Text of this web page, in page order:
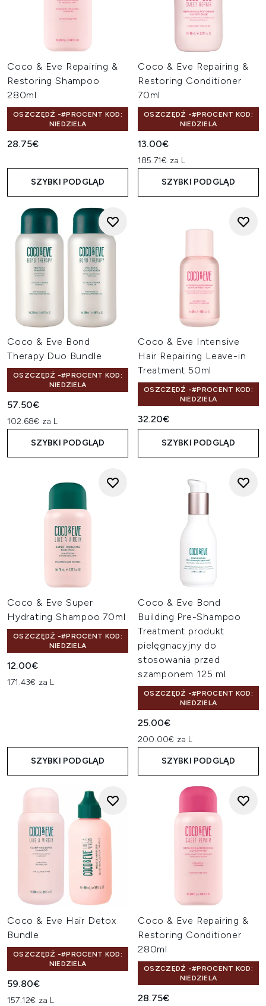
Coco & Eve Repairing &
Restoring Shampoo
280ml
OSZCZĘDŹ -#PROCENT KOD:
NIEDZIELA
28.75€
SZYBKI PODGLĄD
Coco & Eve Repairing &
Restoring Conditioner
70ml
OSZCZĘDŹ -#PROCENT KOD:
NIEDZIELA
13.00€
185.71€ za L
SZYBKI PODGLĄD
Coco & Eve Bond
Therapy Duo Bundle
OSZCZĘDŹ -#PROCENT KOD:
NIEDZIELA
57.50€
102.68€ za L
SZYBKI PODGLĄD
Coco & Eve Intensive
Hair Repairing Leave-in
Treatment 50ml
OSZCZĘDŹ -#PROCENT KOD:
NIEDZIELA
32.20€
SZYBKI PODGLĄD
Coco & Eve Super
Hydrating Shampoo 70ml
OSZCZĘDŹ -#PROCENT KOD:
NIEDZIELA
12.00€
171.43€ za L
SZYBKI PODGLĄD
Coco & Eve Bond
Building Pre-Shampoo
Treatment produkt
pielęgnacyjny do
stosowania przed
szamponem 125 ml
OSZCZĘDŹ -#PROCENT KOD:
NIEDZIELA
25.00€
200.00€ za L
SZYBKI PODGLĄD
Coco & Eve Hair Detox
Bundle
OSZCZĘDŹ -#PROCENT KOD:
NIEDZIELA
59.80€
157.12€ za L
Coco & Eve Repairing &
Restoring Conditioner
280ml
OSZCZĘDŹ -#PROCENT KOD:
NIEDZIELA
28.75€